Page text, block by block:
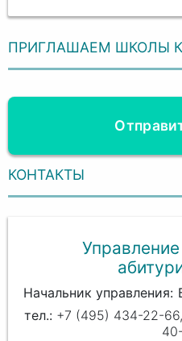
ПРИГЛАШАЕМ ШКОЛЫ
КОНТАКТЫ
Начальник управления
+7 (495) 434-22-